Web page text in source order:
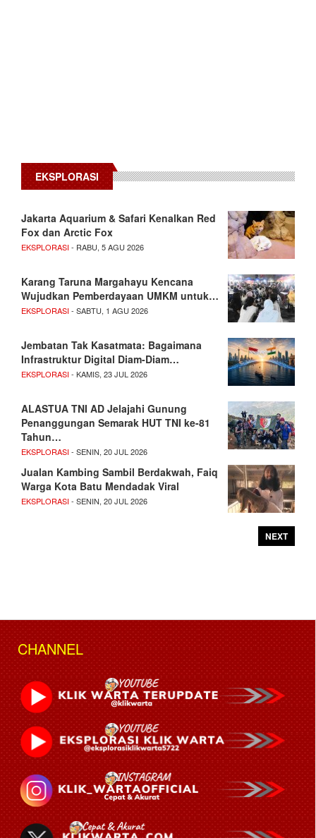
EKSPLORASI
Jakarta Aquarium & Safari Kenalkan Red
Fox dan Arctic Fox
EKSPLORASI- RABU, 5 AGU 2026
Karang Taruna Margahayu Kencana
Wujudkan Pemberdayaan UMKM untuk…
EKSPLORASI- SABTU, 1 AGU 2026
Jembatan Tak Kasatmata: Bagaimana
Infrastruktur Digital Diam-Diam…
EKSPLORASI- KAMIS, 23 JUL 2026
ALASTUA TNI AD Jelajahi Gunung
Penanggungan Semarak HUT TNI ke-81
Tahun…
EKSPLORASI- SENIN, 20 JUL 2026
Jualan Kambing Sambil Berdakwah, Faiq
Warga Kota Batu Mendadak Viral
EKSPLORASI- SENIN, 20 JUL 2026
NEXT
CHANNEL